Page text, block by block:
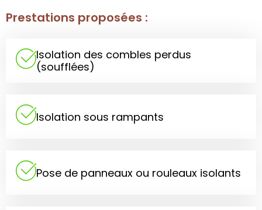
Prestations proposées :
Isolation des combles perdus
(soufflées)
Isolation sous rampants
Pose de panneaux ou rouleaux isolants